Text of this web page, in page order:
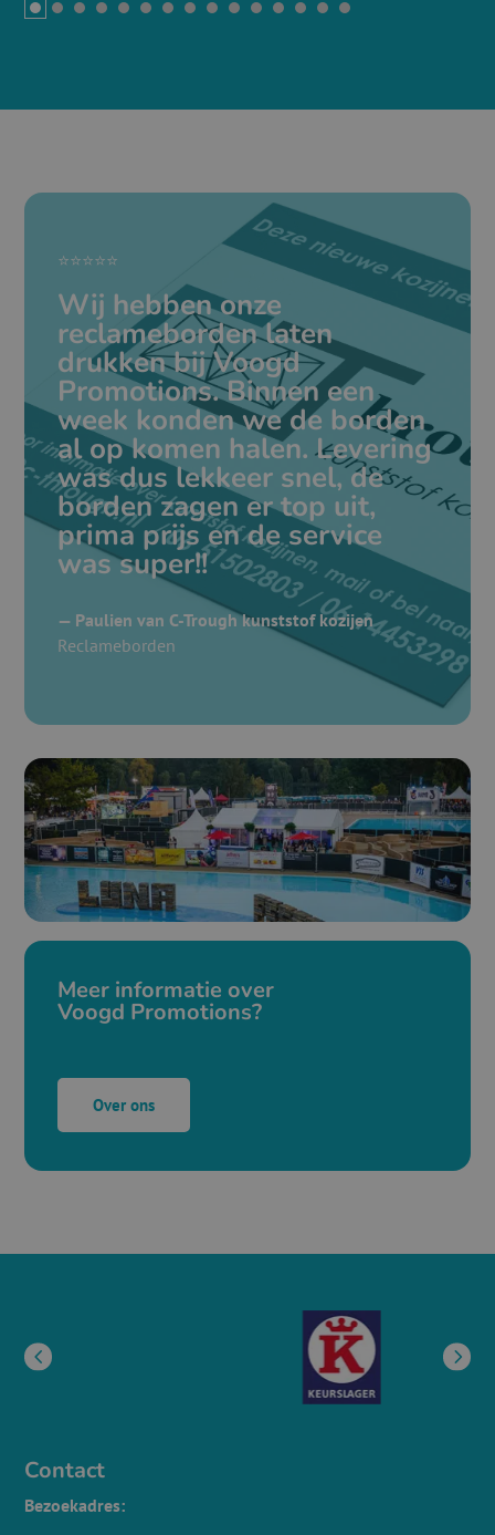
⭐⭐⭐⭐⭐
Wij hebben onze
reclameborden laten
drukken bij Voogd
Promotions. Binnen een
week konden we de borden
al op komen halen. Levering
was dus lekkeer snel, de
borden zagen er top uit,
prima prijs en de service
was super!!
— Paulien van C-Trough kunststof kozijen
Reclameborden
Meer informatie over
Voogd Promotions?
Over ons
Contact
Bezoekadres: